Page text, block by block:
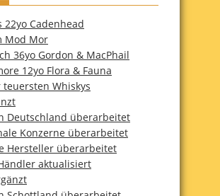
22yo Cadenhead
Mod Mor
36yo Gordon & MacPhail
12yo Flora & Fauna
teuersten Whiskys
Deutschland überarbeitet
Konzerne überarbeitet
Hersteller überarbeitet
aktualisiert